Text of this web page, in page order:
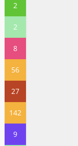
2
2
8
56
27
142
9